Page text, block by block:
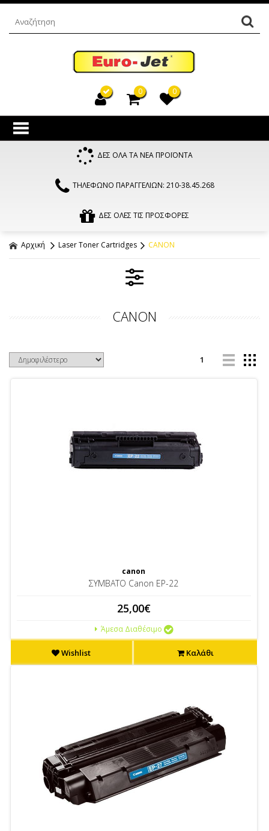
0 0
ΔΕΣ ΟΛΑ ΤΑ ΝΕΑ ΠΡΟΪΟΝΤΑ
ΤΗΛΕΦΩΝΟ ΠΑΡΑΓΓΕΛΙΩΝ: 210-38.45.268
ΔΕΣ ΟΛΕΣ ΤΙΣ ΠΡΟΣΦΟΡΕΣ
Αρχική Laser Toner Cartridges CANON
CANON
1
canon
ΣΥΜΒΑΤΟ Canon EP-22
25,00€
Άμεσα Διαθέσιμο
Wishlist Καλάθι